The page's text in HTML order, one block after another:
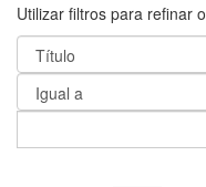
Utilizar filtros para refinar